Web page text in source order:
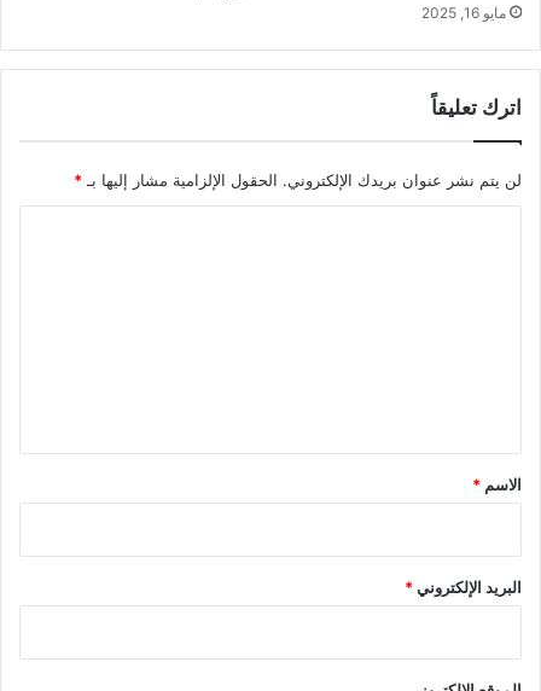
مايو 16, 2025
اترك تعليقاً
لن يتم نشر عنوان بريدك الإلكتروني. الحقول الإلزامية مشار إليها بـ *
*
الاسم *
البريد الإلكتروني*